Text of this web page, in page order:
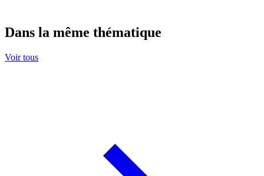
Dans la même thématique
Voir tous